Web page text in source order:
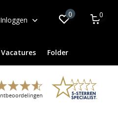
Inloggen
0 0
Vacatures Folder